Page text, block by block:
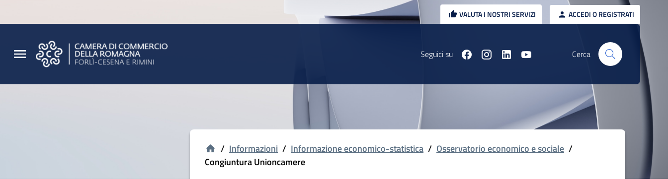
VALUTA I NOSTRI SERVIZI ACCEDI O REGISTRATI
Seguici su Cerca
/ Informazioni / Informazione economico-statistica / Osservatorio economico e sociale /
Congiuntura Unioncamere